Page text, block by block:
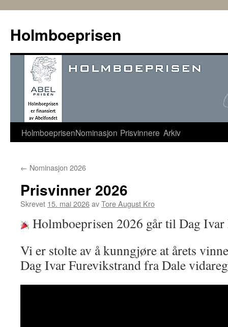
innhold
Holmboeprisen
HolmboeprisenNominasjon Prisvinnere Arkiv
← Nominasjon 2026
Prisvinner 2026
Skrevet 15. mai 2026avTore August Kro
Holmboeprisen 2026 går til Dag
Vi er stolte av å kunngjøre at årets
Dag Ivar Furevikstrand fra Dale